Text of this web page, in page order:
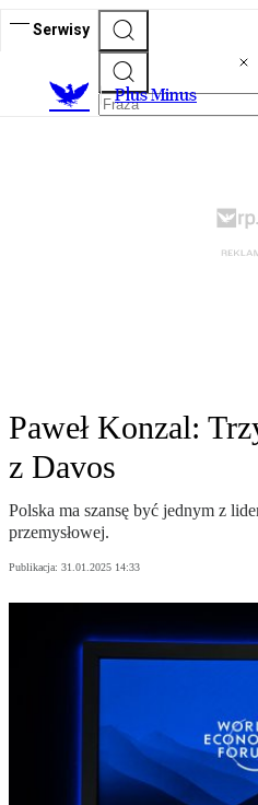
Serwisy
Plus Minus
Paweł Konzal:
z Davos
Polska ma szansę być jednym z
przemysłowej.
Publikacja: 31.01.2025 14:33